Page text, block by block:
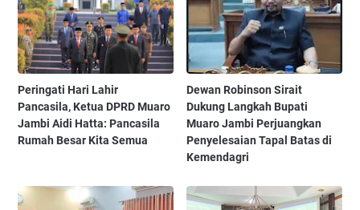
Peringati Hari Lahir
Pancasila, Ketua DPRD Muaro
Jambi Aidi Hatta: Pancasila
Rumah Besar Kita Semua
Dewan Robinson Sirait
Dukung Langkah Bupati
Muaro Jambi Perjuangkan
Penyelesaian Tapal Batas di
Kemendagri